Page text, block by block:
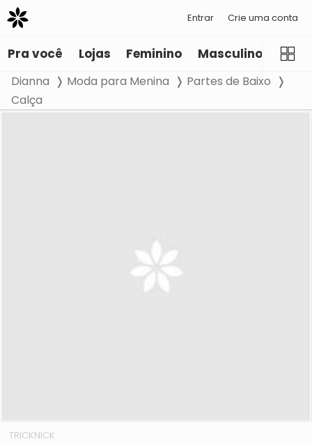
Entrar Crie uma conta
Pra você Lojas Feminino Masculino
Dianna Moda para Menina
Partes de Baixo
Calça
TRICKNICK